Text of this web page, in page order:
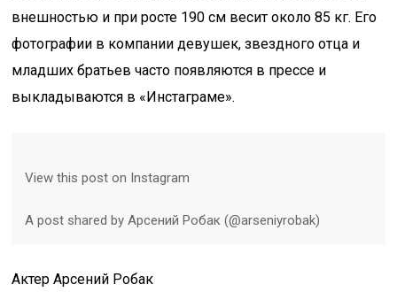
внешностью и при росте 190 см весит около 85 кг. Его
фотографии в компании девушек, звездного отца и
младших братьев часто появляются в прессе и
выкладываются в «Инстаграме».
View this post on Instagram
A post shared by Арсений Робак (@arseniyrobak)
Актер Арсений Робак